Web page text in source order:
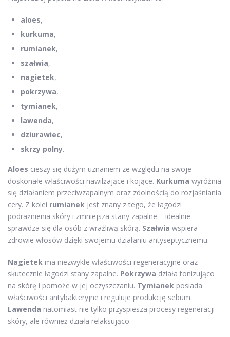
aloes,
kurkuma,
rumianek,
szałwia,
nagietek,
pokrzywa,
tymianek,
lawenda,
dziurawiec,
skrzy polny.
Aloes cieszy się dużym uznaniem ze względu na swoje
doskonałe właściwości nawilżające i kojące. Kurkuma wyróżnia
się działaniem przeciwzapalnym oraz zdolnością do rozjaśniania
cery. Z kolei rumianek jest znany z tego, że łagodzi
podrażnienia skóry i zmniejsza stany zapalne – idealnie
sprawdza się dla osób z wrażliwą skórą. Szałwia wspiera
zdrowie włosów dzięki swojemu działaniu antyseptycznemu.
Nagietek ma niezwykłe właściwości regeneracyjne oraz
skutecznie łagodzi stany zapalne. Pokrzywa działa tonizująco
na skórę i pomoże w jej oczyszczaniu. Tymianek posiada
właściwości antybakteryjne i reguluje produkcję sebum.
Lawenda natomiast nie tylko przyspiesza procesy regeneracji
skóry, ale również działa relaksująco.